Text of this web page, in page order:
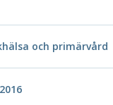
och primärvård